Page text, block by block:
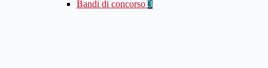
Bandi di concorso 3